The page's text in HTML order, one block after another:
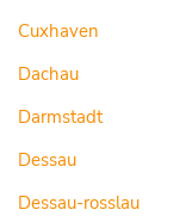
Cuxhaven
Dachau
Darmstadt
Dessau
Dessau-rosslau